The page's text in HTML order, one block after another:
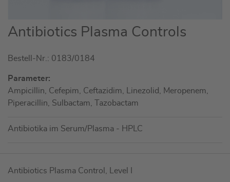
Zum
Anfang
Bildgalerie
springen
Antibiotics Plasma Controls
Bestell-Nr.: 0183/0184
Parameter:
Ampicillin, Cefepim, Ceftazidim, Linezolid, Meropenem,
Piperacillin, Sulbactam, Tazobactam
Antibiotika im Serum/Plasma - HPLC
fürAntibiotics Plasma Control, Level I